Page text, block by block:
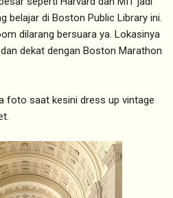
belajar di Boston Public Library ini.
dilarang bersuara ya. Lokasinya
dekat dengan Boston Marathon
foto saat kesini dress up vintage